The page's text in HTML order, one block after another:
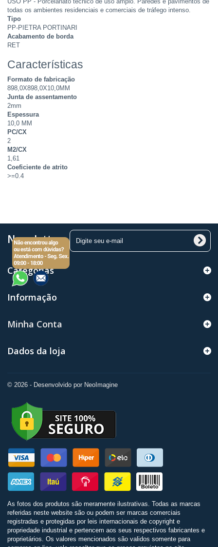
todas os ambientes residenciais e comerciais de tráfego intenso.
Tipo
PP-PIETRA PORTINARI
Acabamento de borda
RET
Características
Formato de fabricação
898,0X898,0X10,0MM
Junta de assentamento
2mm
Espessura
10,0 MM
PC/CX
2
M2/CX
1,61
Coeficiente de atrito
>=0.4
Newsletter
Categorias
Informação
© 2026 - Desenvolvido por NeoImagine
Minha Conta
Dados da loja
As fotos dos produtos são meramente ilustrativas. Todas as marcas
referidas neste website são ou podem ser marcas comerciais
registradas e protegidas por leis internacionais de copyright e
propriedade industrial e pertencem aos seus respectivos fabricantes e
proprietários. Os valores mencionados são validos somente para